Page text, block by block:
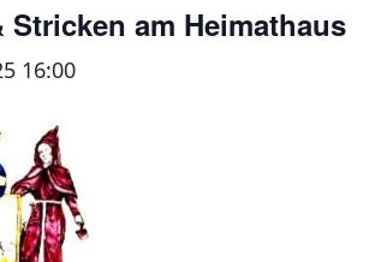
Stricken am Heimathaus
16:00